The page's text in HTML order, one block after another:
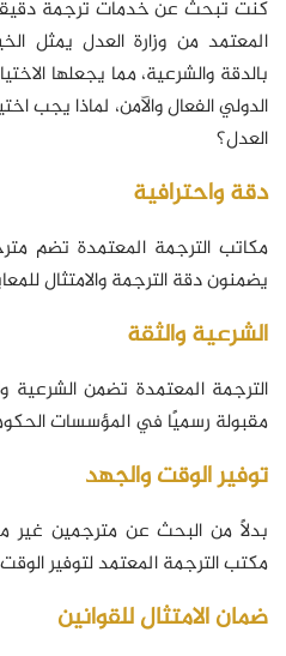
كنت تبحث عن خدمات ترجمة
المعتمد من وزارة العدل يمثل
بالدقة والشرعية، مما يجعلها
الدولي الفعال والآمن، لماذا يجب
العدل؟
دقة واحترافية
مكاتب الترجمة المعتمدة تضم
يضمنون دقة الترجمة والامتثال
الشرعية والثقة
الترجمة المعتمدة تضمن الشرعية
مقبولة رسميًا في المؤسسات
توفير الوقت والجهد
بدلاً من البحث عن مترجمين غير
مكتب الترجمة المعتمد لتوفير
ضمان الامتثال للقوانين